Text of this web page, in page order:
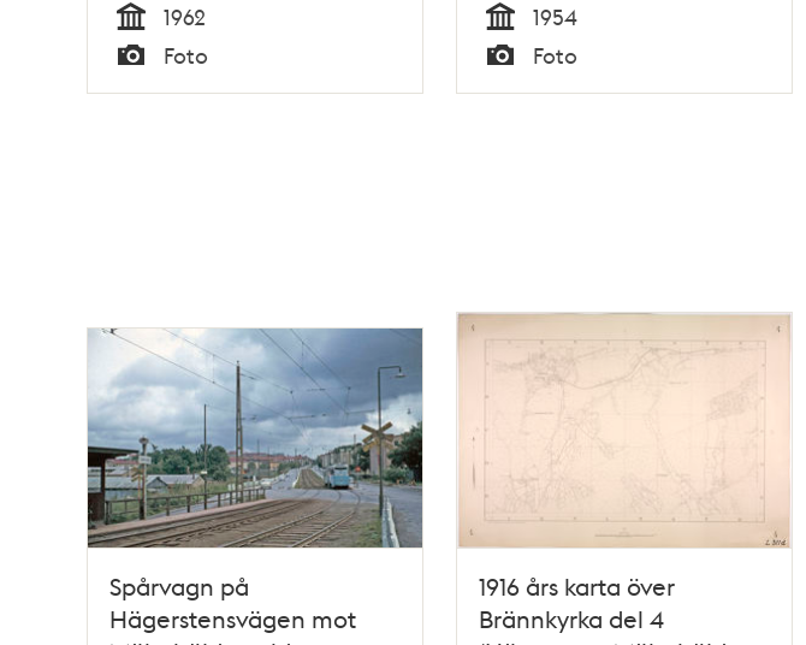
Tid
1962
Typ
Foto Tid
1954
Typ
Foto
Spårvagn på
Hägerstensvägen mot
1916 års karta över
Brännkyrka del 4